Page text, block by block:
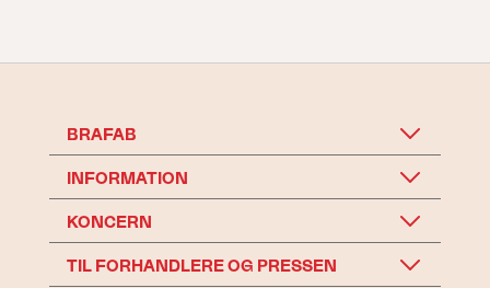
BRAFAB
INFORMATION
KONCERN
TIL FORHANDLERE OG PRESSEN